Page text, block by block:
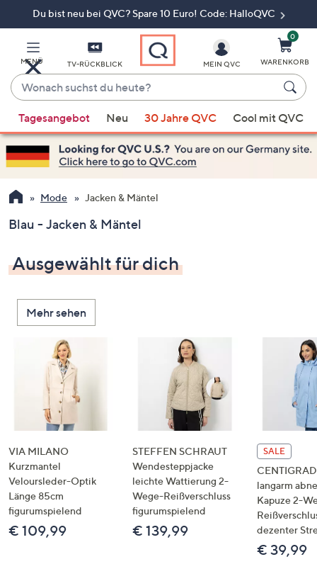
Du bist neu bei QVC? Spare 10 Euro! Code: HalloQVC
MENÜ TV-RÜCKBLICK
Wonach
suchst
du
heute?
Vorschläge
verfügbar
sind,
verwenden
Sie
Pfeiltasten
oben
und
nach
unten
oder
Geräten
nach
links
bzw.
rechts,
um
diese
anzuzeigen.
MEIN QVC
0
WARENKORB
Tagesangebot Neu 30 Jahre QVC Cool mit QVC
Mode Jacken & Mäntel
Blau - Jacken & Mäntel
Ausgewählt für dich
Mehr sehen
VIA MILANO
Kurzmantel
Veloursleder-Optik
Länge 85cm
figurumspielend
€ 109,99
STEFFEN SCHRAUT
Wendesteppjacke
leichte Wattierung 2-
Wege-Reißverschluss
figurumspielend
€ 139,99
SALE
langarm
Kapuze 2-
dezenter
€ 39,99